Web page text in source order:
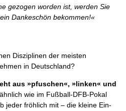
gezogen worden ist, werden Sie
Dankeschön bekommen!«
Disziplinen der meisten
in Deutschland?
aus »pfuschen«, »linken« und
wie im Fußball-DFB-Pokal
jeder fröhlich mit – die kleine Ein-